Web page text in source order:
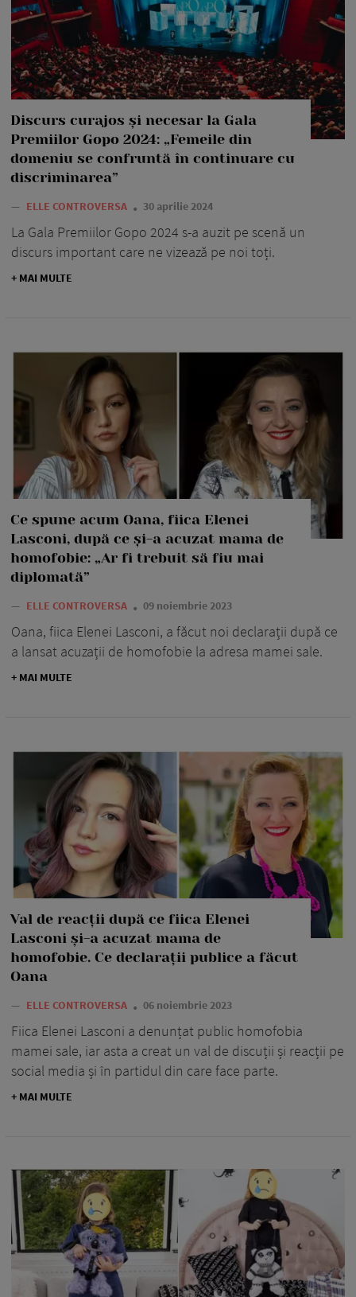
Discurs curajos și necesar la Gala
Premiilor Gopo 2024: „Femeile din
domeniu se confruntă în continuare cu
discriminarea”
— ELLE CONTROVERSA 30 aprilie 2024
La Gala Premiilor Gopo 2024 s-a auzit pe scenă un
discurs important care ne vizează pe noi toți.
+ MAI MULTE
Ce spune acum Oana, fiica Elenei
Lasconi, după ce și-a acuzat mama de
homofobie: „Ar fi trebuit să fiu mai
diplomată”
— ELLE CONTROVERSA 09 noiembrie 2023
Oana, fiica Elenei Lasconi, a făcut noi declarații după ce
a lansat acuzații de homofobie la adresa mamei sale.
+ MAI MULTE
Val de reacții după ce fiica Elenei
Lasconi și-a acuzat mama de
homofobie. Ce declarații publice a făcut
Oana
— ELLE CONTROVERSA 06 noiembrie 2023
Fiica Elenei Lasconi a denunțat public homofobia
mamei sale, iar asta a creat un val de discuții și reacții pe
social media și în partidul din care face parte.
+ MAI MULTE